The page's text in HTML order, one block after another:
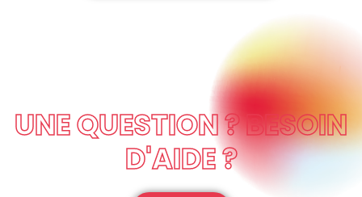
UNE QUESTION ? BESOIN
D'AIDE ?